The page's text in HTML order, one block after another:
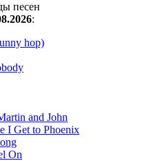
песен
:
hop)
and John
I Get to Phoenix
On